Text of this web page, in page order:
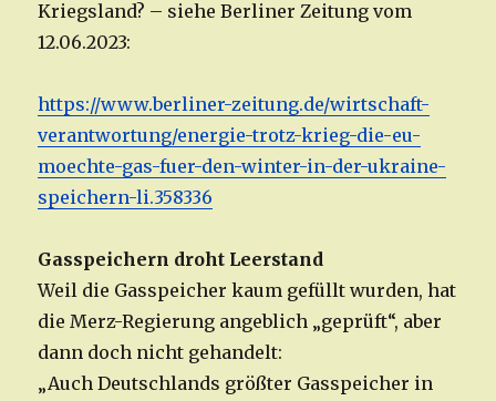
Kriegsland? – siehe Berliner Zeitung vom
12.06.2023:
https://www.berliner-zeitung.de/wirtschaft-
verantwortung/energie-trotz-krieg-die-eu-
moechte-gas-fuer-den-winter-in-der-ukraine-
speichern-li.358336
Gasspeichern droht Leerstand
Weil die Gasspeicher kaum gefüllt wurden, hat
die Merz-Regierung angeblich „geprüft“, aber
dann doch nicht gehandelt:
„Auch Deutschlands größter Gasspeicher in